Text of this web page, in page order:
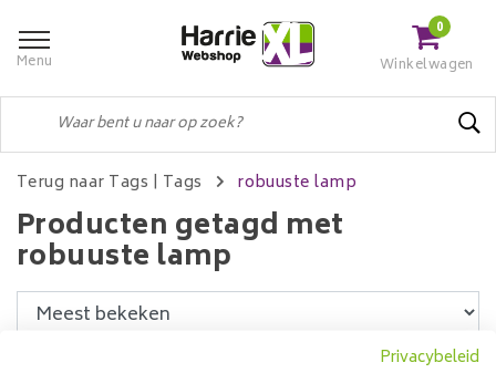
Menu
0
Winkelwagen
Terug naar Tags | Tags robuuste lamp
Producten getagd met
robuuste lamp
Privacybeleid